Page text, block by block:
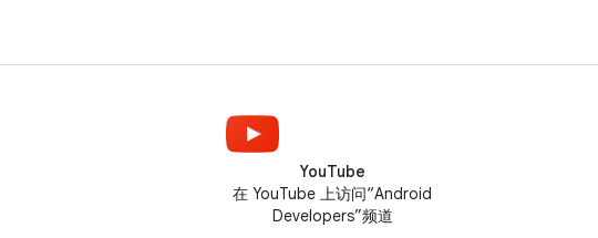
YouTube
在 YouTube 上访问“Android
Developers”频道